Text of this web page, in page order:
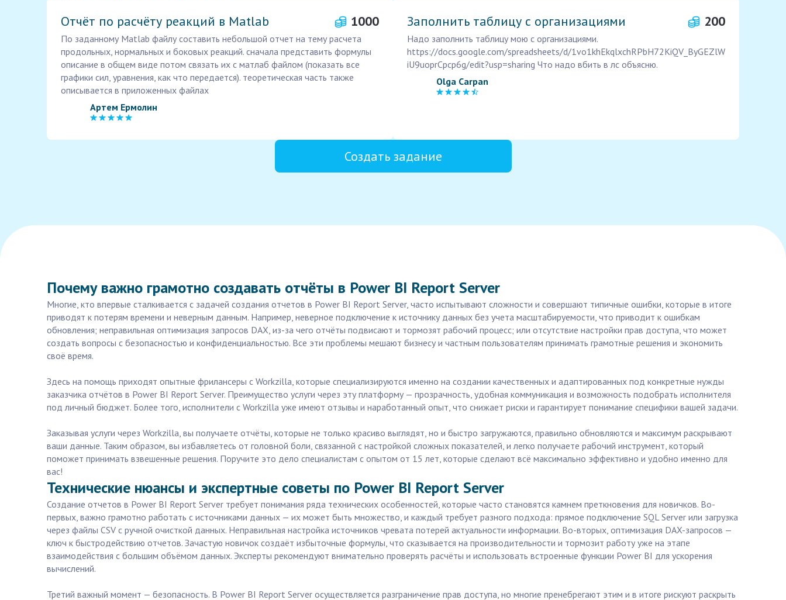
Отчёт по расчёту реакций в Matlab 1000
По заданному Matlab файлу составить небольшой отчет на тему расчета
продольных, нормальных и боковых реакций. сначала представить формулы
описание в общем виде потом связать их с матлаб файлом (показать все
графики сил, уравнения, как что передается). теоретическая часть также
описывается в приложенных файлах
Артем Ермолин
Заполнить таблицу с организациями 200
Надо заполнить таблицу мою с организациями.
https://docs.google.com/spreadsheets/d/1vo1khEkqlxchRPbH72KiQV_ByGEZlW
iU9uoprCpcp6g/edit?usp=sharing Что надо вбить в лс объясню.
Olga Carpan
Создать задание
Почему важно грамотно создавать отчёты в Power BI Report Server
Многие, кто впервые сталкивается с задачей создания отчетов в Power BI Report Server, часто испытывают сложности и совершают типичные ошибки, которые в итоге
приводят к потерям времени и неверным данным. Например, неверное подключение к источнику данных без учета масштабируемости, что приводит к ошибкам
обновления; неправильная оптимизация запросов DAX, из-за чего отчёты подвисают и тормозят рабочий процесс; или отсутствие настройки прав доступа, что может
создать вопросы с безопасностью и конфиденциальностью. Все эти проблемы мешают бизнесу и частным пользователям принимать грамотные решения и экономить
своё время.
Здесь на помощь приходят опытные фрилансеры с Workzilla, которые специализируются именно на создании качественных и адаптированных под конкретные нужды
заказчика отчётов в Power BI Report Server. Преимущество услуги через эту платформу — прозрачность, удобная коммуникация и возможность подобрать исполнителя
под личный бюджет. Более того, исполнители с Workzilla уже имеют отзывы и наработанный опыт, что снижает риски и гарантирует понимание специфики вашей задачи.
Заказывая услуги через Workzilla, вы получаете отчёты, которые не только красиво выглядят, но и быстро загружаются, правильно обновляются и максимум раскрывают
ваши данные. Таким образом, вы избавляетесь от головной боли, связанной с настройкой сложных показателей, и легко получаете рабочий инструмент, который
поможет принимать взвешенные решения. Поручите это дело специалистам с опытом от 15 лет, которые сделают всё максимально эффективно и удобно именно для
вас!
Технические нюансы и экспертные советы по Power BI Report Server
Создание отчетов в Power BI Report Server требует понимания ряда технических особенностей, которые часто становятся камнем преткновения для новичков. Во-
первых, важно грамотно работать с источниками данных — их может быть множество, и каждый требует разного подхода: прямое подключение SQL Server или загрузка
через файлы CSV с ручной очисткой данных. Неправильная настройка источников чревата потерей актуальности информации. Во-вторых, оптимизация DAX-запросов —
ключ к быстродействию отчетов. Зачастую новичок создаёт избыточные формулы, что сказывается на производительности и тормозит работу уже на этапе
взаимодействия с большим объёмом данных. Эксперты рекомендуют внимательно проверять расчёты и использовать встроенные функции Power BI для ускорения
вычислений.
Третий важный момент — безопасность. В Power BI Report Server осуществляется разграничение прав доступа, но многие пренебрегают этим и в итоге рискуют раскрыть